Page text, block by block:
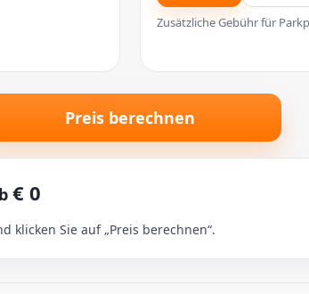
Zusätzliche Gebühr für
Preis berechnen
€ 0
klicken Sie auf „Preis berechnen“.